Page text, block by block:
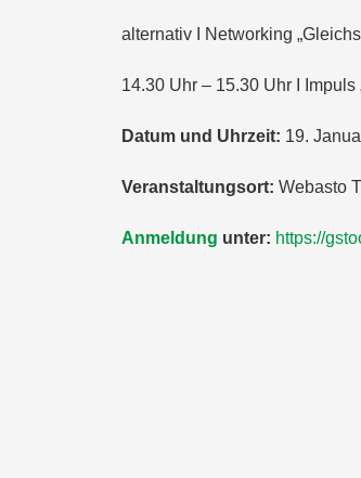
alternativ I Networking
14.30 Uhr – 15.30 Uhr I
Datum und Uhrzeit: 19.
Veranstaltungsort: Webasto
Anmeldung unter: https://